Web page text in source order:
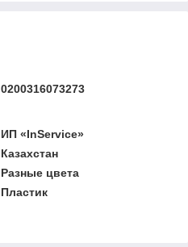
0200316073273
ИП «InService»
Казахстан
Разные цвета
Пластик